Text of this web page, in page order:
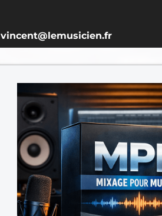
vincent@lemusicien.fr